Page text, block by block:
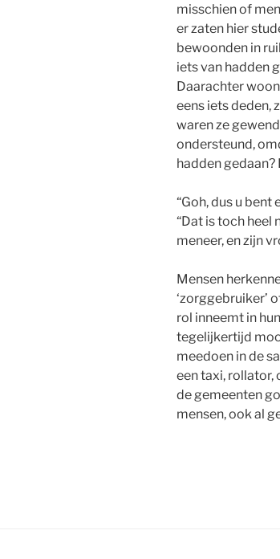
misschien of
er zaten hier
bewoonden in
iets van hadden
Daarachter
eens iets deden,
waren ze
ondersteund,
hadden
“Goh, dus u
“Dat is toch heel
meneer, en zijn
Mensen
‘zorggebruiker’
rol inneemt in
tegelijkertijd
meedoen in de
een taxi, rollator,
de gemeenten
mensen, ook al